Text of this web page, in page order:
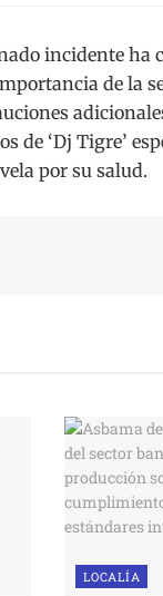
incidente ha
de la
de ‘Dj Tigre’
por su salud.
LOCALÍA